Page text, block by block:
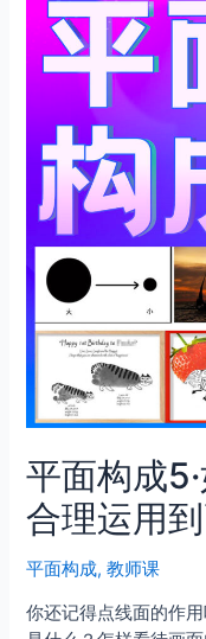
平面构成
合理运用
平面构成,教师课
你还记得点线面的作